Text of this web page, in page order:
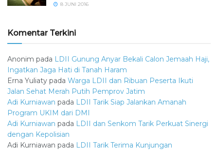
8 JUNI 2016
Komentar Terkini
Anonim pada LDII Gunung Anyar Bekali Calon Jemaah Haji,
Ingatkan Jaga Hati di Tanah Haram
Erna Yuliaty pada Warga LDII dan Ribuan Peserta Ikuti
Jalan Sehat Merah Putih Pemprov Jatim
Adi Kurniawan pada LDII Tarik Siap Jalankan Amanah
Program UKIM dari DMI
Adi Kurniawan pada LDII dan Senkom Tarik Perkuat Sinergi
dengan Kepolisian
Adi Kurniawan pada LDII Tarik Terima Kunjungan